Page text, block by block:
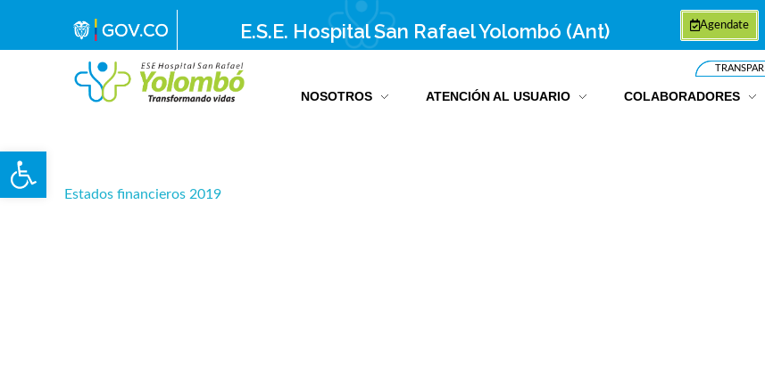
Abrir barra de herramientas
E.S.E. Hospital San Rafael Yolombó (Ant) Agendate
NOSOTROS ATENCIÓN AL USUARIO COLABORADORES
Estados financieros 2019